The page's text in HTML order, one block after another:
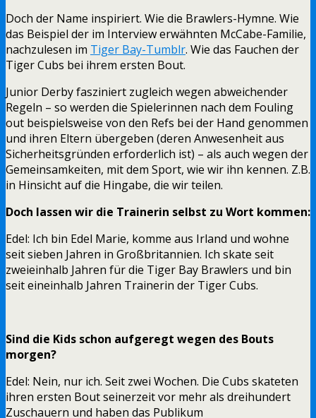
Doch der Name inspiriert. Wie die Brawlers-Hymne. Wie
das Beispiel der im Interview erwähnten McCabe-Familie,
nachzulesen im Tiger Bay-Tumblr. Wie das Fauchen der
Tiger Cubs bei ihrem ersten Bout.
Junior Derby fasziniert zugleich wegen abweichender
Regeln – so werden die Spielerinnen nach dem Fouling
out beispielsweise von den Refs bei der Hand genommen
und ihren Eltern übergeben (deren Anwesenheit aus
Sicherheitsgründen erforderlich ist) – als auch wegen der
Gemeinsamkeiten, mit dem Sport, wie wir ihn kennen. Z.B.
in Hinsicht auf die Hingabe, die wir teilen.
Doch lassen wir die Trainerin selbst zu Wort kommen:
Edel: Ich bin Edel Marie, komme aus Irland und wohne
seit sieben Jahren in Großbritannien. Ich skate seit
zweieinhalb Jahren für die Tiger Bay Brawlers und bin
seit eineinhalb Jahren Trainerin der Tiger Cubs.
Sind die Kids schon aufgeregt wegen des Bouts
morgen?
Edel: Nein, nur ich. Seit zwei Wochen. Die Cubs skateten
ihren ersten Bout seinerzeit vor mehr als dreihundert
Zuschauern und haben das Publikum